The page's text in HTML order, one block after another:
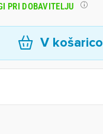
PRI DOBAVITELJU
V košarico